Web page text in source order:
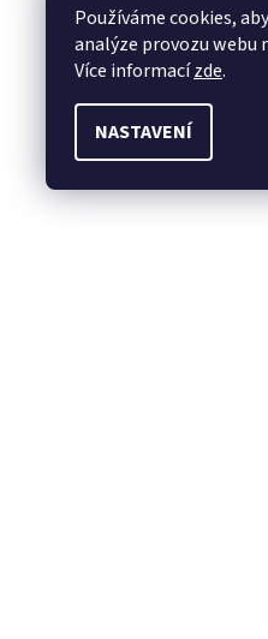
Používáme cookies,
analýze provozu webu
Více informacízde.
NASTAVENÍ